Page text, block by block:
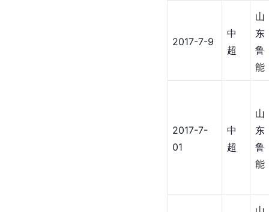
2017-7-9
中
超
山
东
鲁
能
2017-7-
01
中
超
山
东
鲁
能